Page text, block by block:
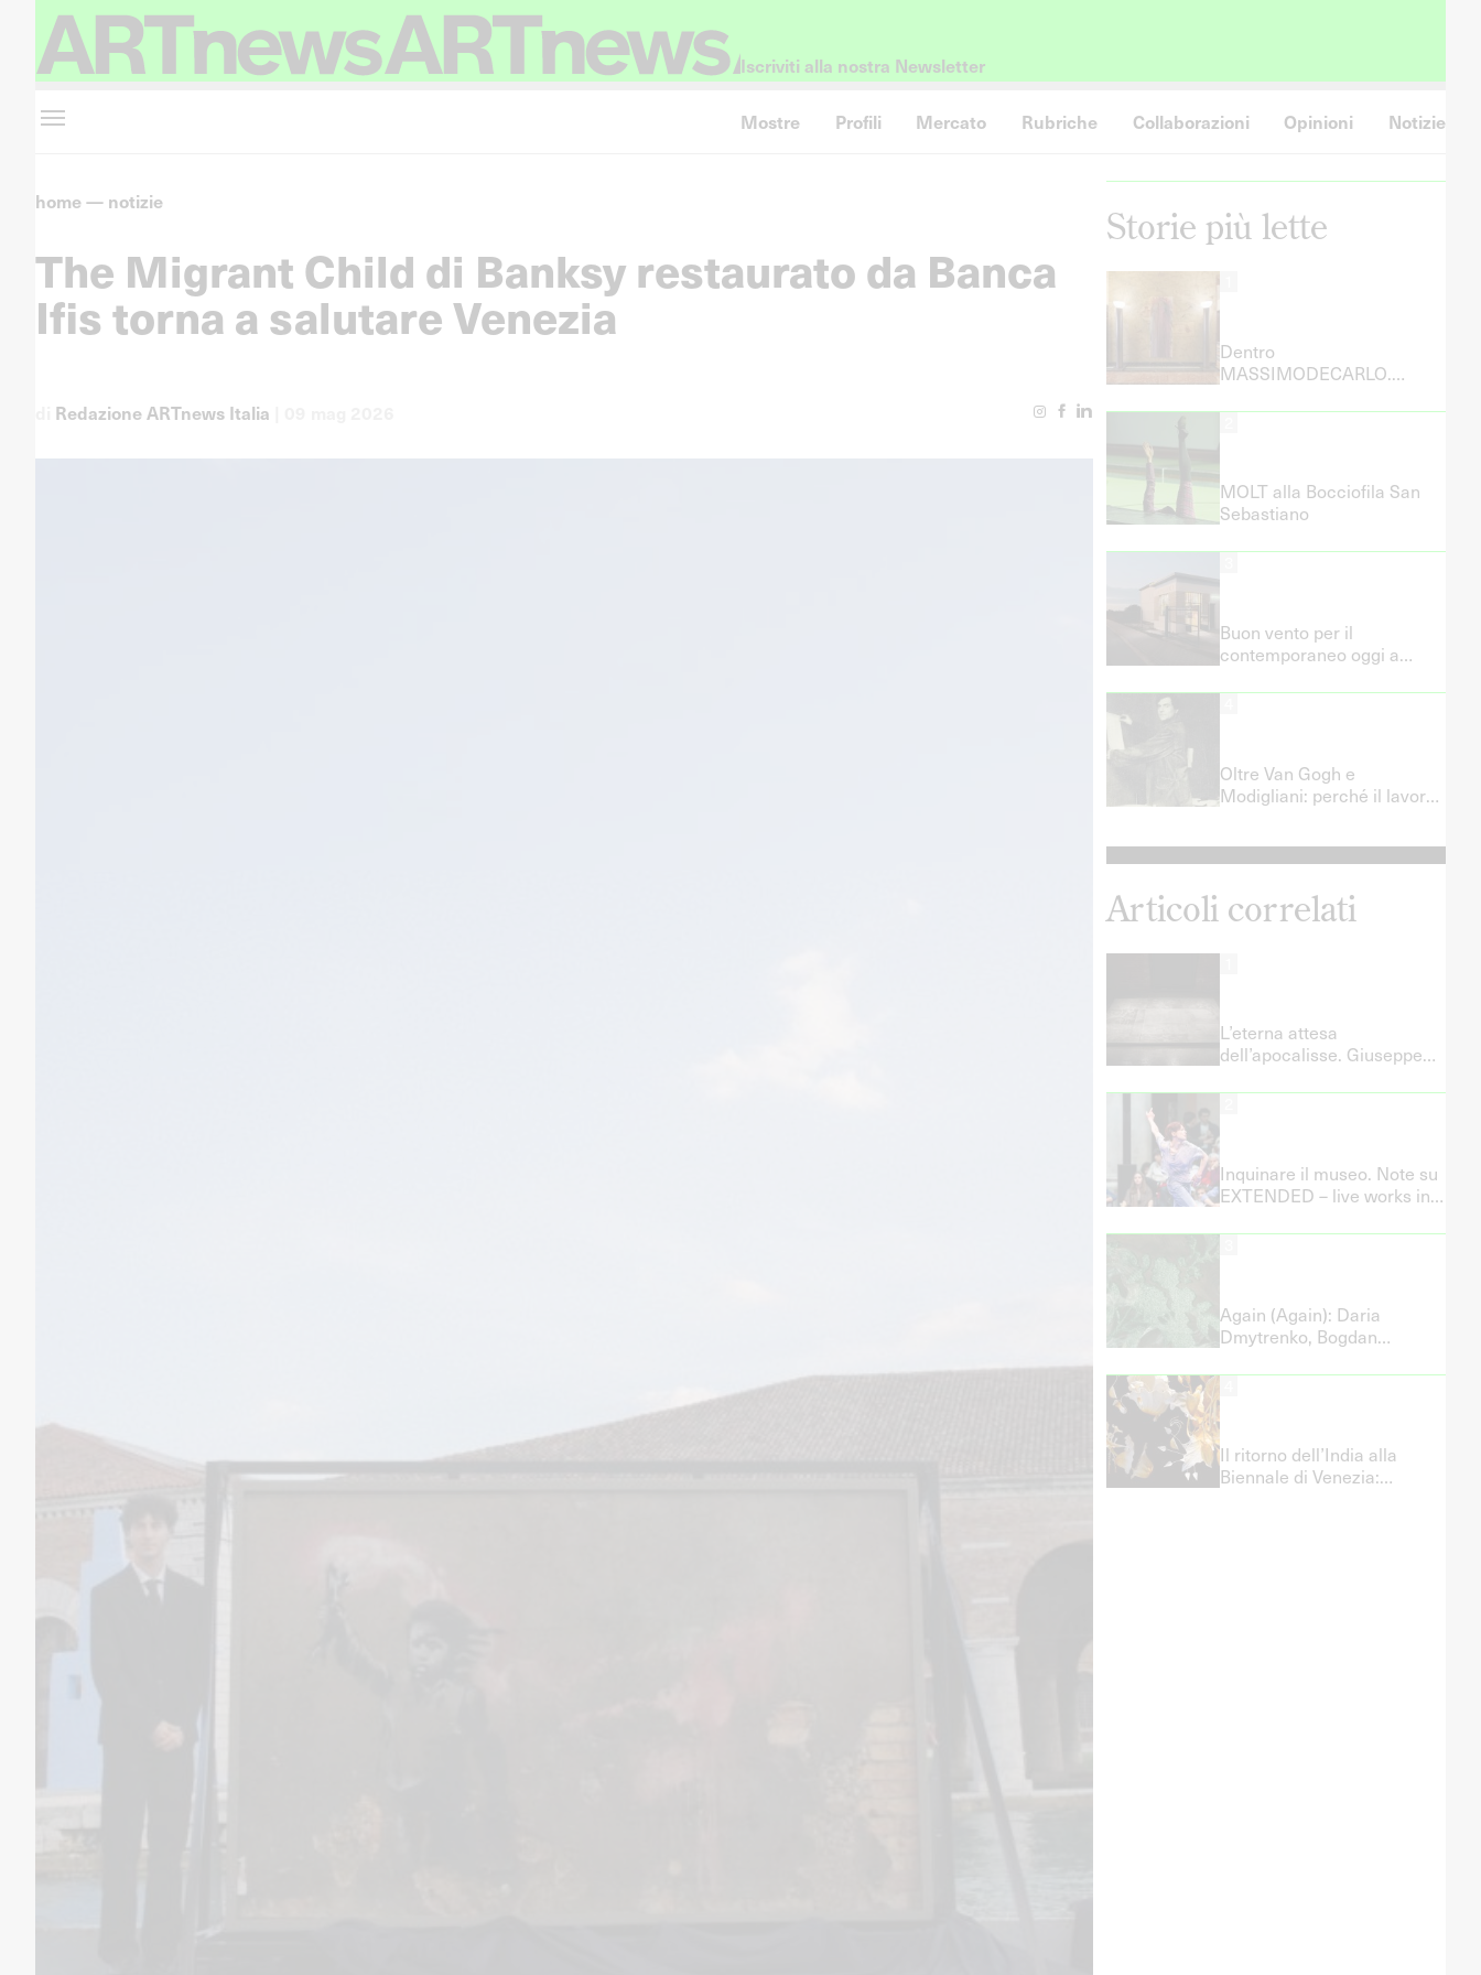
Iscriviti alla nostra Newsletter
Mostre Profili Mercato Rubriche Collaborazioni Opinioni Notizie
home— notizie
The Migrant Child di Banksy restaurato da Banca
Ifis torna a salutare Venezia
Redazione ARTnews Italia
Storie più lette
Dentro
MASSIMODECARLO.
il lavoro dell’Artist Liaison
MOLT alla Bocciofila San
Sebastiano
Buon vento per il
contemporaneo oggi a
Oltre Van Gogh e
Modigliani: perché il lavoro
del lavoro servono davvero
Articoli correlati
L’eterna attesa
dell’apocalisse. Giuseppe
Inquinare il museo. Note su
EXTENDED – live works in
Again (Again): Daria
Dmytrenko, Bogdan
in mostra alla Giudecca
Il ritorno dell’India alla
Biennale di Venezia: